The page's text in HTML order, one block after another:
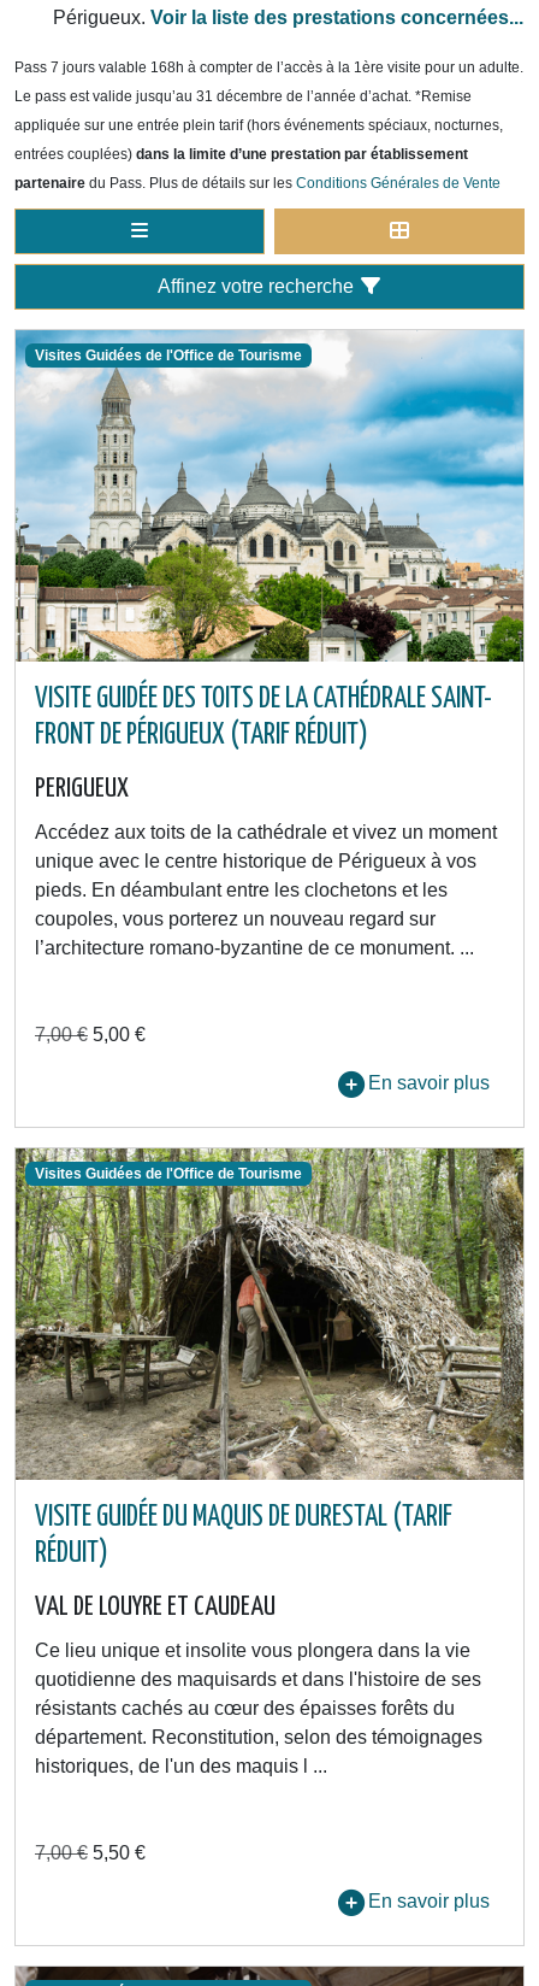
Périgueux. Voir la liste des prestations concernées...
Pass 7 jours valable 168h à compter de l’accès à la 1ère visite pour un adulte.
Le pass est valide jusqu’au 31 décembre de l’année d’achat. *Remise
appliquée sur une entrée plein tarif (hors événements spéciaux, nocturnes,
entrées couplées) dans la limite d’une prestation par établissement
partenaire du Pass. Plus de détails sur les Conditions Générales de Vente
Affinez votre recherche
Visites Guidées de l'Office de Tourisme
VISITE GUIDÉE DES TOITS DE LA CATHÉDRALE SAINT-
FRONT DE PÉRIGUEUX (TARIF RÉDUIT)
PERIGUEUX
Accédez aux toits de la cathédrale et vivez un moment
unique avec le centre historique de Périgueux à vos
pieds. En déambulant entre les clochetons et les
coupoles, vous porterez un nouveau regard sur
l’architecture romano-byzantine de ce monument. ...
7,00 € 5,00 €
En savoir plus
Visites Guidées de l'Office de Tourisme
VISITE GUIDÉE DU MAQUIS DE DURESTAL (TARIF
RÉDUIT)
VAL DE LOUYRE ET CAUDEAU
Ce lieu unique et insolite vous plongera dans la vie
quotidienne des maquisards et dans l'histoire de ses
résistants cachés au cœur des épaisses forêts du
département. Reconstitution, selon des témoignages
historiques, de l'un des maquis l ...
7,00 € 5,50 €
En savoir plus